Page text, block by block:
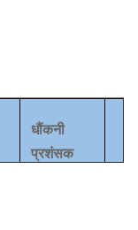
धौंकनी
प्रशंसक